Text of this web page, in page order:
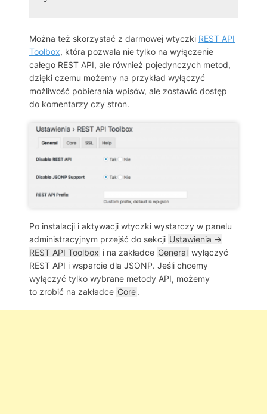
Można też skorzystać z darmowej wtyczki REST API
Toolbox, która pozwala nie tylko na wyłączenie
całego REST API, ale również pojedynczych metod,
dzięki czemu możemy na przykład wyłączyć
możliwość pobierania wpisów, ale zostawić dostęp
do komentarzy czy stron.
Po instalacji i aktywacji wtyczki wystarczy w panelu
administracyjnym przejść do sekcji Ustawienia →
REST API Toolbox i na zakładce General wyłączyć
REST API i wsparcie dla JSONP. Jeśli chcemy
wyłączyć tylko wybrane metody API, możemy
to zrobić na zakładce Core.